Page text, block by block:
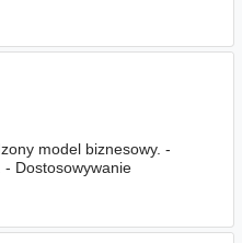
model biznesowy. -
- Dostosowywanie